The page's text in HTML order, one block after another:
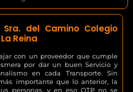
Sra. del Camino Colegio
Reina
con un proveedor que cumple
por dar un buen Servicio y
en cada Transporte. Sin
importante que lo anterior, la
personas, y en eso OTP no se